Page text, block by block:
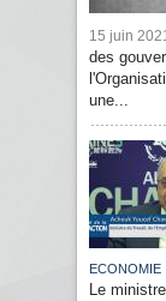
15 juin
des
une...
ECONOMIE
Le